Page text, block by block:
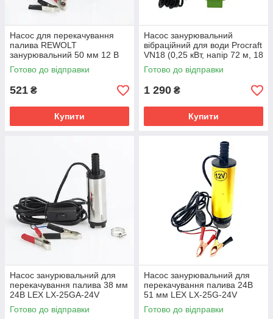
Насос для перекачування
палива REWOLT
занурювальний 50 мм 12 В
RE SL016-12V
Готово до відправки
521 ₴
Купити
Насос занурювальний
вібраційний для води Procraft
VN18 (0,25 кВт, напір 72 м, 18
л/хв)
Готово до відправки
1 290 ₴
Купити
Насос занурювальний для
перекачування палива 38 мм
24В LEX LX-25GА-24V
Готово до відправки
Насос занурювальний для
перекачування палива 24В
51 мм LEX LX-25G-24V
Готово до відправки